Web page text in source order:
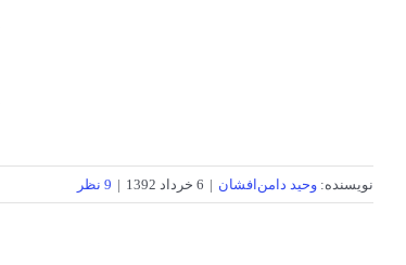
نویسنده: وحید دامن‌افشان | 6 خرداد 1392 | 9 نظر